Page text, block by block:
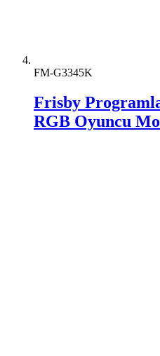
FM-G3345K
Frisby
RGB Oyuncu